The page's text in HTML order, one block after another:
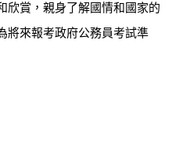
欣賞，親身了解國情和國家的
將來報考政府公務員考試準